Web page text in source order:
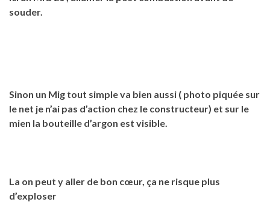
souder.
Sinon un Mig tout simple va bien aussi ( photo piquée sur
le net je n’ai pas d’action chez le constructeur) et sur le
mien la bouteille d’argon est visible.
La on peut y aller de bon cœur, ça ne risque plus
d’exploser